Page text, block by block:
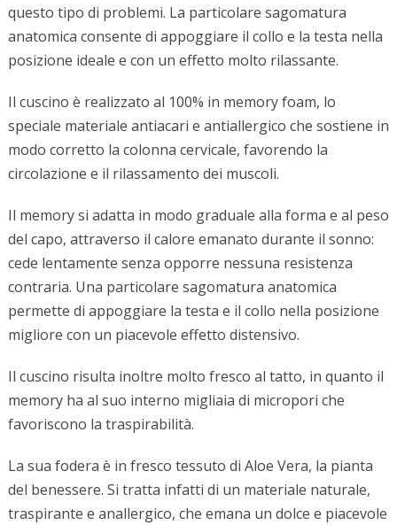
questo tipo di problemi. La particolare sagomatura
anatomica consente di appoggiare il collo e la testa nella
posizione ideale e con un effetto molto rilassante.
Il cuscino è realizzato al 100% in memory foam, lo
speciale materiale antiacari e antiallergico che sostiene in
modo corretto la colonna cervicale, favorendo la
circolazione e il rilassamento dei muscoli.
Il memory si adatta in modo graduale alla forma e al peso
del capo, attraverso il calore emanato durante il sonno:
cede lentamente senza opporre nessuna resistenza
contraria. Una particolare sagomatura anatomica
permette di appoggiare la testa e il collo nella posizione
migliore con un piacevole effetto distensivo.
Il cuscino risulta inoltre molto fresco al tatto, in quanto il
memory ha al suo interno migliaia di micropori che
favoriscono la traspirabilità.
La sua fodera è in fresco tessuto di Aloe Vera, la pianta
del benessere. Si tratta infatti di un materiale naturale,
traspirante e anallergico, che emana un dolce e piacevole